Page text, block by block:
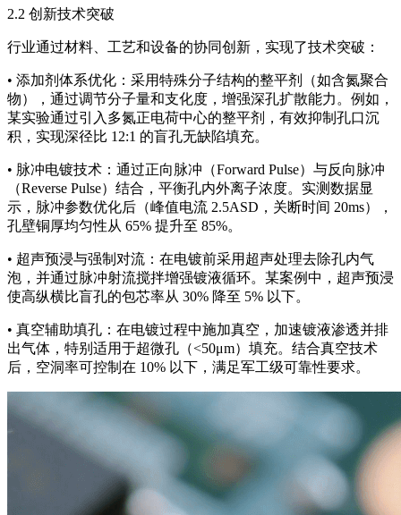
2.2 创新技术突破
行业通过材料、工艺和设备的协同创新，实现了技术突破：
• 添加剂体系优化：采用特殊分子结构的整平剂（如含氮聚合
物），通过调节分子量和支化度，增强深孔扩散能力。例如，
某实验通过引入多氮正电荷中心的整平剂，有效抑制孔口沉
积，实现深径比 12:1 的盲孔无缺陷填充。
• 脉冲电镀技术：通过正向脉冲（Forward Pulse）与反向脉冲
（Reverse Pulse）结合，平衡孔内外离子浓度。实测数据显
示，脉冲参数优化后（峰值电流 2.5ASD，关断时间 20ms），
孔壁铜厚均匀性从 65% 提升至 85%。
• 超声预浸与强制对流：在电镀前采用超声处理去除孔内气
泡，并通过脉冲射流搅拌增强镀液循环。某案例中，超声预浸
使高纵横比盲孔的包芯率从 30% 降至 5% 以下。
• 真空辅助填孔：在电镀过程中施加真空，加速镀液渗透并排
出气体，特别适用于超微孔（<50μm）填充。结合真空技术
后，空洞率可控制在 10% 以下，满足军工级可靠性要求。